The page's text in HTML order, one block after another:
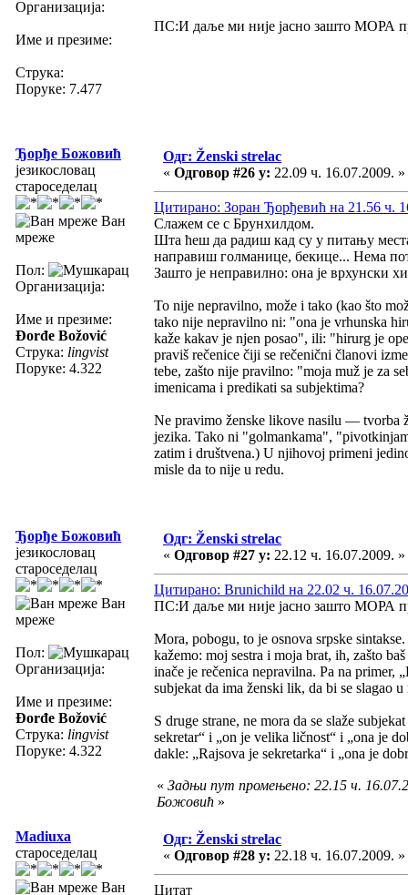
Организација:
Име и презиме:
Струка:
Поруке: 7.477
ПС:И даље ми није јасно зашто МОРА
Ђорђе Божовић
језикословац
староседелац
Ван
мреже
Пол:
Организација:
Име и презиме:
Đorđe Božović
Струка: lingvist
Поруке: 4.322
Одг: Ženski strelac
« Одговор #26 у: 22.09 ч. 16.07.2009. »
Цитирано: Зоран Ђорђевић на 21.56 ч.
Слажем се с Брунхилдом.
Шта ћеш да радиш кад су у питању
направиш голманице, бекице... Нема
Зашто је неправилно: она је врхунски
To nije nepravilno, može i tako (kao što
tako nije nepravilno ni: "ona je vrhunska
kaže kakav je njen posao", ili: "hirurg je
praviš rečenice čiji se rečenični članovi
tebe, zašto nije pravilno: "moja muž je za
imenicama i predikati sa subjektima?
Ne pravimo ženske likove nasilu — tvorba
jezika. Tako ni "golmankama",
zatim i društvena.) U njihovoj primeni
misle da to nije u redu.
Ђорђе Божовић
језикословац
староседелац
Ван
мреже
Пол:
Организација:
Име и презиме:
Đorđe Božović
Струка: lingvist
Поруке: 4.322
Одг: Ženski strelac
« Одговор #27 у: 22.12 ч. 16.07.2009. »
Цитирано: Brunichild на 22.02 ч.
ПС:И даље ми није јасно зашто МОРА
Mora, pobogu, to je osnova srpske sintakse.
kažemo: moj sestra i moja brat, ih, zašto
inače je rečenica nepravilna. Pa na primer,
subjekat da ima ženski lik, da bi se slagao
S druge strane, ne mora da se slaže
sekretar“ i „on je velika ličnost“ i „ona je
dakle: „Rajsova je sekretarka“ i „ona je
« Задњи пут промењено: 22.15 ч.
Божовић »
Madiuxa
староседелац
Ван
Одг: Ženski strelac
« Одговор #28 у: 22.18 ч. 16.07.2009. »
Цитат